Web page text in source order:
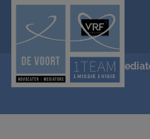
De Voort Advocaten |